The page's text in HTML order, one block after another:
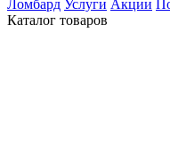
Ломбард Услуги Акции
Каталог товаров